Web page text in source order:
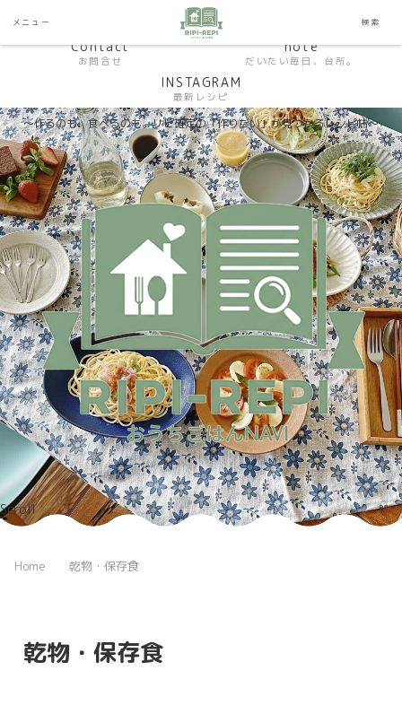
〜作るのも、食べるのも。リピ確定の「作りたい」が見つかるレシピ帖〜
Scroll
Contact
お問合せ
note
だいたい毎日、台所。
INSTAGRAM
最新レシピ
Home 乾物・保存食
乾物・保存食
メニュー 検索